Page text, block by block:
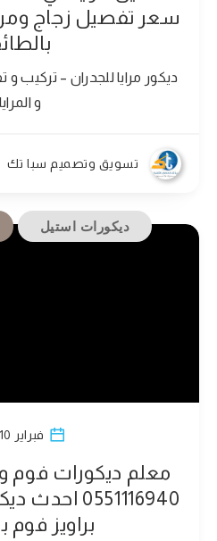
سعر تفصيل زجاج
ديكور مرايا للجدران – تركيب
و
تسويق وتصميم سبا تك
ديكورات استيل
فبراير 10, 2021
معلم ديكورات فوم
0551116940
براويز فوم